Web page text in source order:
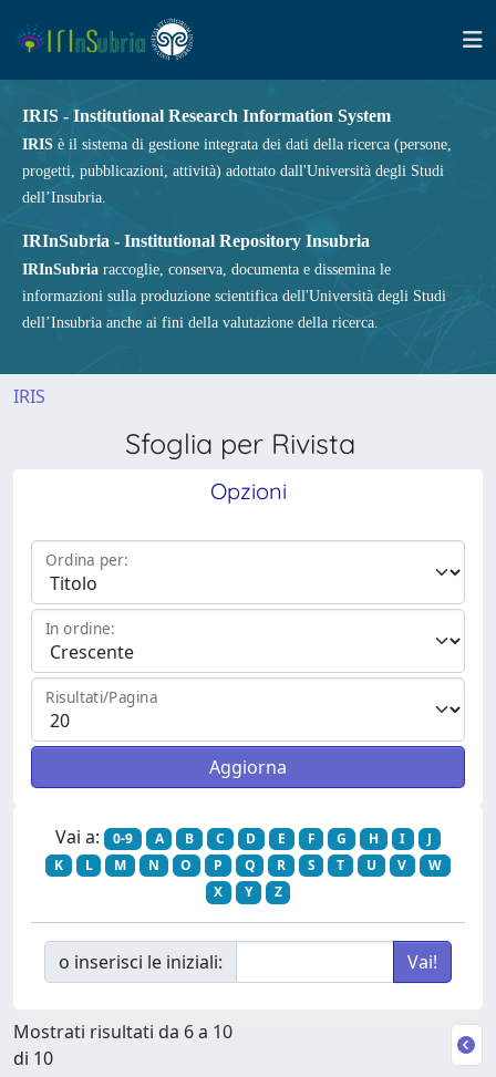
IRIS - Institutional Research Information System
IRIS è il sistema di gestione integrata dei dati della ricerca (persone,
progetti, pubblicazioni, attività) adottato dall'Università degli Studi
dell’Insubria.
IRInSubria - Institutional Repository Insubria
IRInSubria raccoglie, conserva, documenta e dissemina le
informazioni sulla produzione scientifica dell'Università degli Studi
dell’Insubria anche ai fini della valutazione della ricerca.
IRIS
Sfoglia per Rivista
Opzioni
Ordina per:
In ordine:
Risultati/Pagina
Vai a: 0-9 A B C D E F G H I
J
K
L M N O P Q R S T U V
W
X
Y Z
o inserisci le iniziali:
Mostrati risultati da 6 a 10
di 10